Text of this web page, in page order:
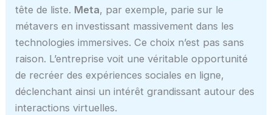
tête de liste. Meta, par exemple, parie sur le
métavers en investissant massivement dans les
technologies immersives. Ce choix n’est pas sans
raison. L’entreprise voit une véritable opportunité
de recréer des expériences sociales en ligne,
déclenchant ainsi un intérêt grandissant autour des
interactions virtuelles.